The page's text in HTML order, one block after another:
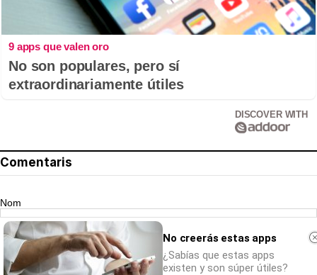
9 apps que valen oro
No son populares, pero sí
extraordinariamente útiles
DISCOVER WITH
Comentaris
Nom
Correu electrònic
No creerás estas apps
¿Sabías que estas apps
existen y son súper útiles?